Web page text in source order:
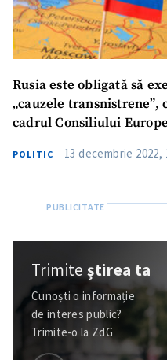
Rusia este obligată să
„cauzele transnistrene”,
cadrul Consiliului
POLITIC 13 decembrie 2022,
Trimiteștirea ta
Cunoști o informație
de interes public?
Trimite-o la ZdG